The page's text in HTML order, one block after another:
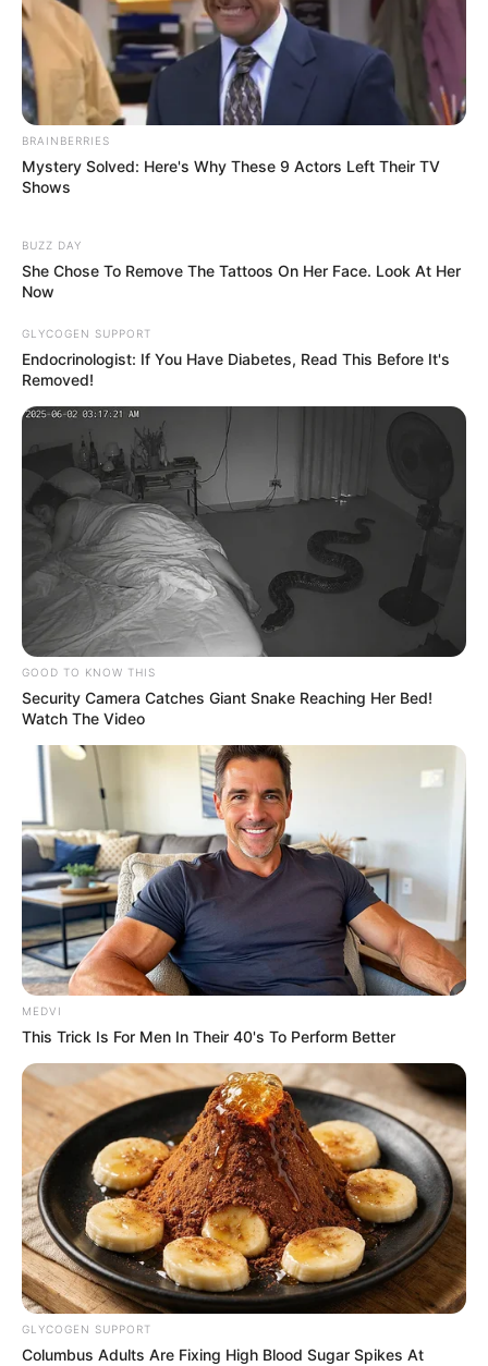
BRAINBERRIES
Mystery Solved: Here's Why These 9 Actors Left Their TV
Shows
BUZZ DAY
She Chose To Remove The Tattoos On Her Face. Look At Her
Now
GLYCOGEN SUPPORT
Endocrinologist: If You Have Diabetes, Read This Before It's
Removed!
GOOD TO KNOW THIS
Security Camera Catches Giant Snake Reaching Her Bed!
Watch The Video
MEDVI
This Trick Is For Men In Their 40's To Perform Better
GLYCOGEN SUPPORT
Columbus Adults Are Fixing High Blood Sugar Spikes At